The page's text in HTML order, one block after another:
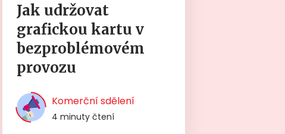
Jak udržovat
grafickou kartu v
bezproblémovém
provozu
Komerční sdělení
4 minuty čtení